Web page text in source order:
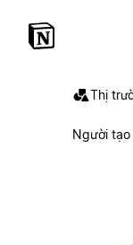
Thị
Người tạo